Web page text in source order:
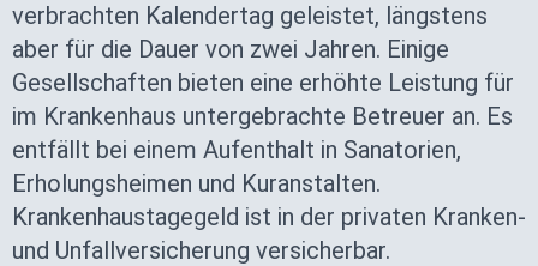
verbrachten Kalendertag geleistet, längstens
aber für die Dauer von zwei Jahren. Einige
Gesellschaften bieten eine erhöhte Leistung für
im Krankenhaus untergebrachte Betreuer an. Es
entfällt bei einem Aufenthalt in Sanatorien,
Erholungsheimen und Kuranstalten.
Krankenhaustagegeld ist in der privaten Kranken-
und Unfallversicherung versicherbar.